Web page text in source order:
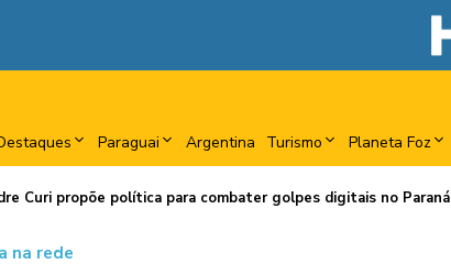
Paraguai Argentina Turismo Planeta Foz
Curi propõe política para combater golpes digitais no Paraná
na rede